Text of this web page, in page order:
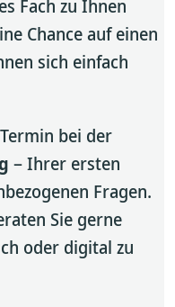
Fach zu Ihnen
Chance auf einen
sich einfach
bei der
– Ihrer ersten
Fragen.
Sie gerne
oder digital zu